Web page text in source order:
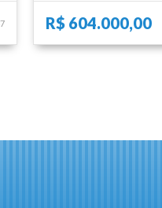
R$ 604.000,00